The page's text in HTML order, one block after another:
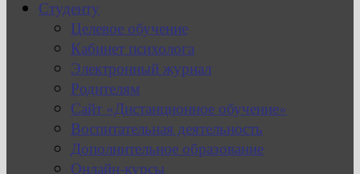
Студенту
Целевое обучение
Кабинет психолога
Электронный журнал
Родителям
Сайт «Дистанционное обучение»
Воспитательная деятельность
Дополнительное образование
Онлайн-курсы